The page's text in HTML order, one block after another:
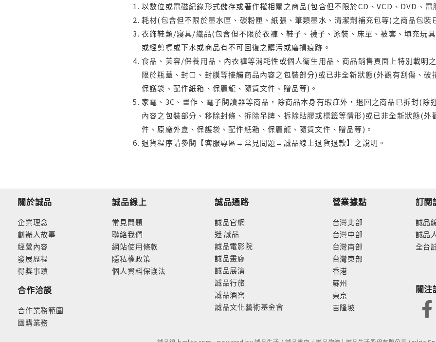
以數位或電磁紀錄形式儲存或著作權相關之商品(包含但不限於CD、VCD、DVD、
耗材(包含但不限於墨水匣、碳粉匣、紙張、筆類墨水、清潔劑補充包等)之商品包
衣飾鞋類/寢具/織品(包含但不限於衣褲、鞋子、襪子、泳裝、床單、被套、填充玩
或經剪標或下水或商品有不可回復之髒污或磨損痕跡。
食品、美容/保養用品、內衣褲等消耗性或個人衛生用品、商品銷售頁面上特別載明
限於瓶蓋、封口、封膜等接觸商品內容之包裝部分)或已非全新狀態(外觀有刮傷、
保護袋、配件紙箱、保麗龍、隨貨文件、贈品等)。
家電、3C、畫作、電子閱讀器等商品，除商品本身有瑕疵外，退回之商品已拆封(
內容之包裝部分、移除封條、拆除吊牌、拆除貼膠或標籤等情形)或已非全新狀態(
件、原廠外盒、保護袋、配件紙箱、保麗龍、隨貨文件、贈品等)。
退貨程序請參閱【客服專區→常見問題→誠品線上退貨退款】之說明。
關於誠品
企業理念
創辦人故事
經營內容
發展歷程
得獎事蹟
合作洽談
合作業務範圍
團購業務
誠品線上
常見問題
聯絡我們
網站使用條款
隱私權政策
個人資料保護法
誠品通路
誠品官網
迷 誠品
誠品電影院
誠品畫廊
誠品展演
誠品行旅
誠品酒窖
誠品文化藝術基金會
營業據點
台灣北部
台灣中部
台灣南部
台灣東部
香港
蘇州
東京
吉隆坡
訂閱
誠品
誠品
全台
關注